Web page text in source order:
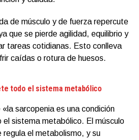
de músculo y de fuerza repercute
que se pierde agilidad, equilibrio y
tareas cotidianas. Esto conlleva
caídas o rotura de huesos.
todo el sistema metabólico
sarcopenia es una condición
sistema metabólico. El músculo
regula el metabolismo, y su